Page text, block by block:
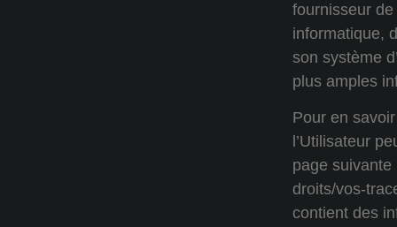
fournisseur
informatique,
son système
plus amples
Pour en
l’Utilisateur
page
droits/vos-
contient des